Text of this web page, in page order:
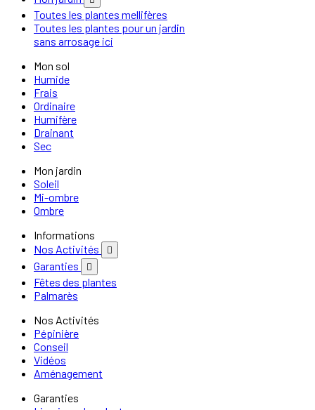
Toutes les plantes mellifères
Toutes les plantes pour un jardin
sans arrosage ici
Mon sol
Humide
Frais
Ordinaire
Humifère
Drainant
Sec
Mon jardin
Soleil
Mi-ombre
Ombre
Informations
Nos Activités

Garanties 
Fêtes des plantes
Palmarès
Nos Activités
Pépinière
Conseil
Vidéos
Aménagement
Garanties